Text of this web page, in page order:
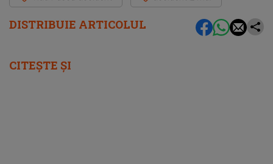
DISTRIBUIE ARTICOLUL
CITEȘTE ȘI